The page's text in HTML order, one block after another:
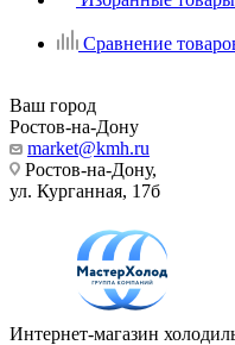
Сравнение
Ваш город
Ростов-на-Дону
market@kmh.ru
Ростов-на-Дону,
ул. Курганная, 17б
Интернет-магазин